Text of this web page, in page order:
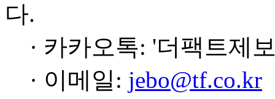
다.
· 카카오톡: '더팩트제
· 이메일: jebo@tf.co.kr